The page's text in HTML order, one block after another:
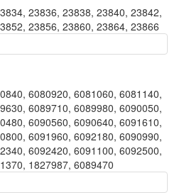
, 23836, 23838, 23840, 23842,
, 23856, 23860, 23864, 23866
, 6080920, 6081060, 6081140,
, 6089710, 6089980, 6090050,
, 6090560, 6090640, 6091610,
, 6091960, 6092180, 6090990,
, 6092420, 6091100, 6092500,
, 1827987, 6089470